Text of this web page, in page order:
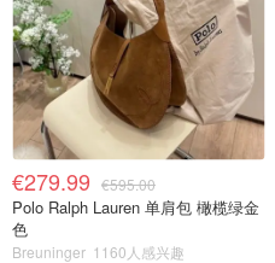
€279.99 €595.00
Polo Ralph Lauren 单肩包 橄榄绿金
色
Breuninger 1160人感兴趣